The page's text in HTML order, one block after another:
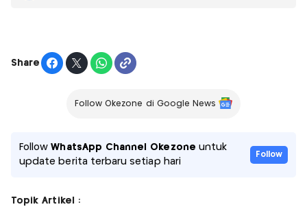
Share
Follow Okezone di Google News
FollowWhatsApp Channel Okezone untuk
update berita terbaru setiap hari
Follow
Topik Artikel :